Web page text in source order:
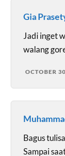
Gia
Jadi inget
walang
OCTOBER
Bagus
Sampai